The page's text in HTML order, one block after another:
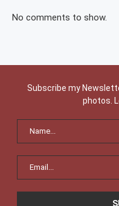
No comments to show.
Subscribe my
photos.